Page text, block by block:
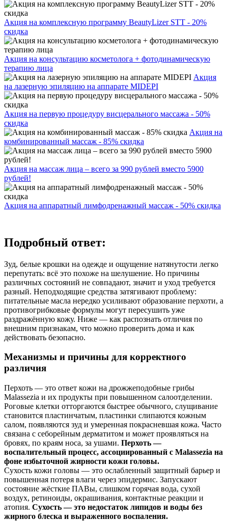
Акция на комплексную программу BeautyLizer STT - 20%
скидка
Акция на консультацию косметолога + фотодинамическую
терапию лица
Акция
на лазерную эпиляцию на аппарате MIDEPI
Акция на первую процедуру висцерального массажа - 50%
скидка
Акция на
комбинированный массаж - 85% скидка
Акция на массаж лица – всего за 990 рублей вместо 5900
рублей!
Акция на аппаратный лимфодренажный массаж - 50% скидка
Подробный ответ:
Зуд, белые крошки на одежде и ощущение натянутости легко
перепутать: всё это похоже на шелушение. Но причины
различных состояний не совпадают, значит и уход требуется
разный. Неподходящие средства затягивают проблему:
питательные масла нередко усиливают образование перхоти, а
противогрибковые формулы могут пересушить уже
раздражённую кожу. Ниже — как распознать отличия по
внешним признакам, что можно проверить дома и как
действовать безопасно.
Механизмы и причины для корректного
различия
Перхоть — это ответ кожи на дрожжеподобные грибы
Malassezia и их продукты при повышенном салоотделении.
Роговые клетки отторгаются быстрее обычного, слущивание
становится пластинчатым, пластинки слипаются кожным
салом, появляются зуд и умеренная покрасневшая кожа. Часто
связана с себорейным дерматитом и может проявляться на
бровях, по краям носа, за ушами. Перхоть —
воспалительный процесс, ассоциированный с Malassezia на
фоне избыточной жирности кожи головы.
Сухость кожи головы — это ослабленный защитный барьер и
повышенная потеря влаги через эпидермис. Запускают
состояние жёсткие ПАВы, слишком горячая вода, сухой
воздух, ретиноиды, окрашивания, контактные реакции и
атопия. Сухость — это недостаток липидов и воды без
жирного блеска и выраженного воспаления.